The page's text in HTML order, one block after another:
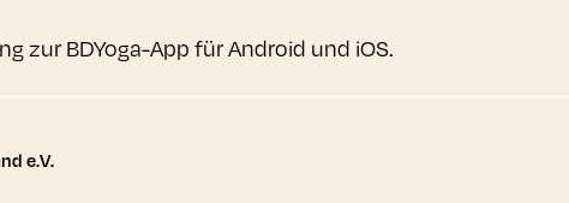
zur BDYoga-App für Android und iOS.
Links
e.V.